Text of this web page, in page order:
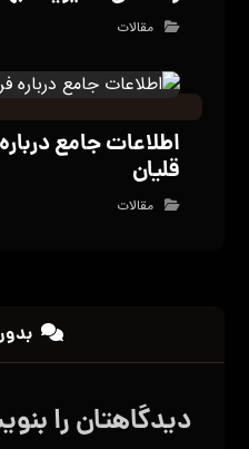
مقالات
اطلاعات جامع
قلیان
مقالات
دیدگاهتان را